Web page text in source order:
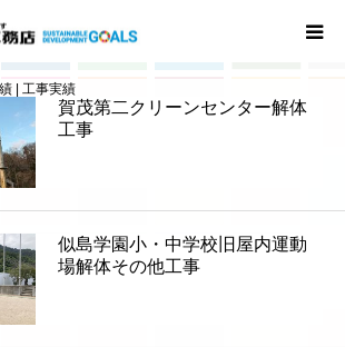
| 工事実績
賀茂第二クリーンセンター解体
工事
似島学園小・中学校旧屋内運動
場解体その他工事